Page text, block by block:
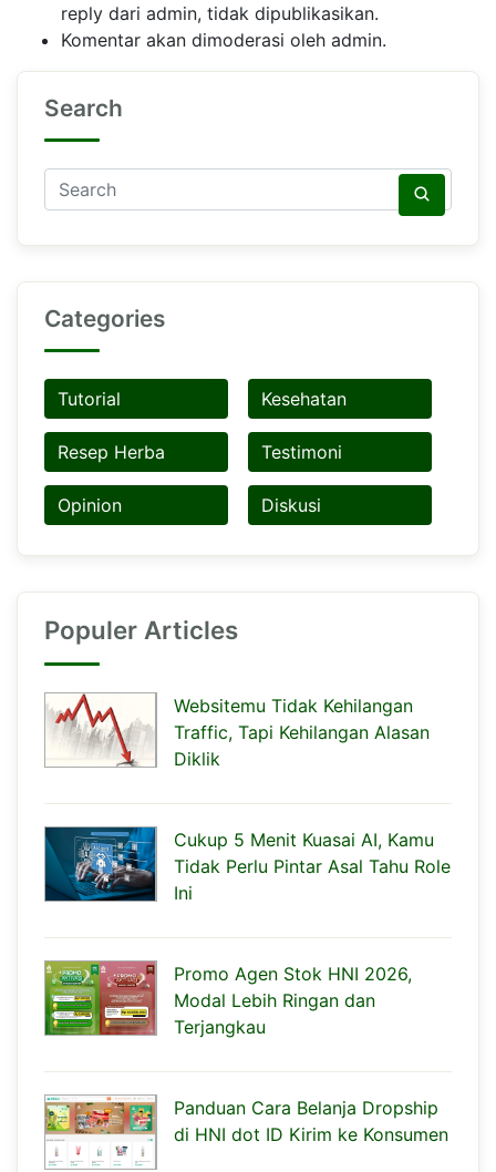
reply dari admin, tidak dipublikasikan.
Komentar akan dimoderasi oleh admin.
Search
Categories
Tutorial Kesehatan
Resep Herba Testimoni
Opinion Diskusi
Populer Articles
Websitemu Tidak Kehilangan
Traffic, Tapi Kehilangan Alasan
Diklik
Cukup 5 Menit Kuasai AI, Kamu
Tidak Perlu Pintar Asal Tahu Role
Ini
Promo Agen Stok HNI 2026,
Modal Lebih Ringan dan
Terjangkau
Panduan Cara Belanja Dropship
di HNI dot ID Kirim ke Konsumen